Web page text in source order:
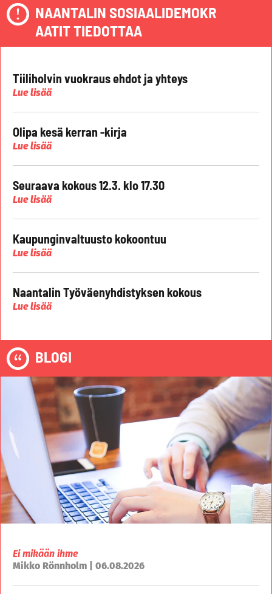
NAANTALIN SOSIAALIDEMOKR
AATIT TIEDOTTAA
Tiiliholvin vuokraus ehdot ja yhteys
Lue lisää
Olipa kesä kerran -kirja
Lue lisää
Seuraava kokous 12.3. klo 17.30
Lue lisää
Kaupunginvaltuusto kokoontuu
Lue lisää
Naantalin Työväenyhdistyksen kokous
Lue lisää
BLOGI
Ei mikään ihme
Mikko Rönnholm | 06.08.2026